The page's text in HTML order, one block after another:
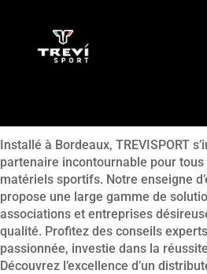
Installé à Bordeaux, TREVISPORT
partenaire incontournable pour
matériels sportifs. Notre enseigne
propose une large gamme de
associations et entreprises
qualité. Profitez des conseils
passionnée, investie dans la
Découvrez l’excellence d’un